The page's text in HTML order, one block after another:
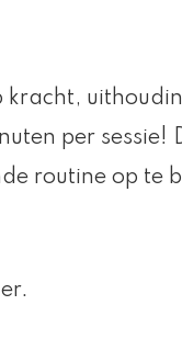
kracht,
per sessie!
routine op te